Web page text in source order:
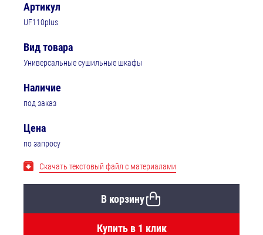
Артикул
UF110plus
Вид товара
Универсальные сушильные шкафы
Наличие
под заказ
Цена
по запросу
Скачать текстовый файл с материалами
В корзину
Купить в 1 клик